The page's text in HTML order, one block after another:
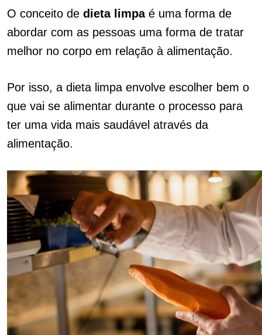
O conceito de dieta limpaé uma forma de
abordar com as pessoas uma forma de tratar
melhor no corpo em relação à alimentação.
Por isso, a dieta limpa envolve escolher bem o
que vai se alimentar durante o processo para
ter uma vida mais saudável através da
alimentação.